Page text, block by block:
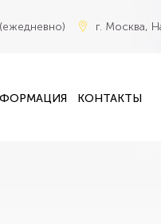
г. Москва,
КОНТАКТЫ